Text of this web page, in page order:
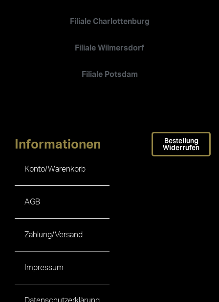
Filiale Charlottenburg
Filiale Wilmersdorf
Filiale Potsdam
Informationen
Konto/Warenkorb
AGB
Zahlung/Versand
Impressum
Bestellung
Widerrufen